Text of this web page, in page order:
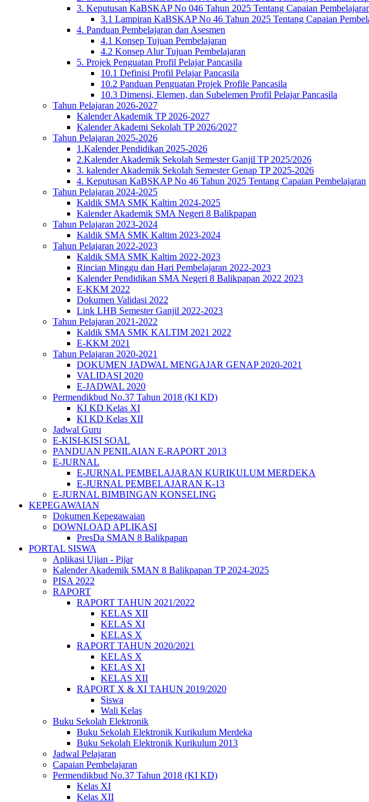
3. Keputusan KaBSKAP No 046 Tahun 2025 Tentang Capaian
3.1 Lampiran KaBSKAP No 46 Tahun 2025 Tentang Capaian
4. Panduan Pembelajaran dan Asesmen
4.1 Konsep Tujuan Pembelajaran
4.2 Konsep Alur Tujuan Pembelajaran
5. Projek Penguatan Profil Pelajar Pancasila
10.1 Definisi Profil Pelajar Pancasila
10.2 Panduan Penguatan Projek Profile Pancasila
10.3 Dimensi, Elemen, dan Subelemen Profil Pelajar Pancasila
Tahun Pelajaran 2026-2027
Kalender Akademik TP 2026-2027
Kalender Akademi Sekolah TP 2026/2027
Tahun Pelajaran 2025-2026
1.Kalender Pendidikan 2025-2026
2.Kalender Akademik Sekolah Semester Ganjil TP 2025/2026
3. kalender Akademik Sekolah Semester Genap TP 2025-2026
4. Keputusan KaBSKAP No 46 Tahun 2025 Tentang Capaian Pembelajaran
Tahun Pelajaran 2024-2025
Kaldik SMA SMK Kaltim 2024-2025
Kalender Akademik SMA Negeri 8 Balikpapan
Tahun Pelajaran 2023-2024
Kaldik SMA SMK Kaltim 2023-2024
Tahun Pelajaran 2022-2023
Kaldik SMA SMK Kaltim 2022-2023
Rincian Minggu dan Hari Pembelajaran 2022-2023
Kalender Pendidikan SMA Negeri 8 Balikpapan 2022 2023
E-KKM 2022
Dokumen Validasi 2022
Link LHB Semester Ganjil 2022-2023
Tahun Pelajaran 2021-2022
Kaldik SMA SMK KALTIM 2021 2022
E-KKM 2021
Tahun Pelajaran 2020-2021
DOKUMEN JADWAL MENGAJAR GENAP 2020-2021
VALIDASI 2020
E-JADWAL 2020
Permendikbud No.37 Tahun 2018 (KI KD)
KI KD Kelas XI
KI KD Kelas XII
Jadwal Guru
E-KISI-KISI SOAL
PANDUAN PENILAIAN E-RAPORT 2013
E-JURNAL
E-JURNAL PEMBELAJARAN KURIKULUM MERDEKA
E-JURNAL PEMBELAJARAN K-13
E-JURNAL BIMBINGAN KONSELING
KEPEGAWAIAN
Dokumen Kepegawaian
DOWNLOAD APLIKASI
PresDa SMAN 8 Balikpapan
PORTAL SISWA
Aplikasi Ujian - Pijar
Kalender Akademik SMAN 8 Balikpapan TP 2024-2025
PISA 2022
RAPORT
RAPORT TAHUN 2021/2022
KELAS XII
KELAS XI
KELAS X
RAPORT TAHUN 2020/2021
KELAS X
KELAS XI
KELAS XII
RAPORT X & XI TAHUN 2019/2020
Siswa
Wali Kelas
Buku Sekolah Elektronik
Buku Sekolah Elektronik Kurikulum Merdeka
Buku Sekolah Elektronik Kurikulum 2013
Jadwal Pelajaran
Capaian Pembelajaran
Permendikbud No.37 Tahun 2018 (KI KD)
Kelas XI
Kelas XII